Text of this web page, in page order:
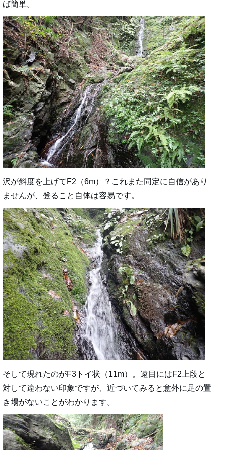
ば簡単。
沢が斜度を上げてF2（6m）？これまた同定に自信があり
ませんが、登ること自体は容易です。
そして現れたのがF3トイ状（11m）。遠目にはF2上段と
対して違わない印象ですが、近づいてみると意外に足の置
き場がないことがわかります。